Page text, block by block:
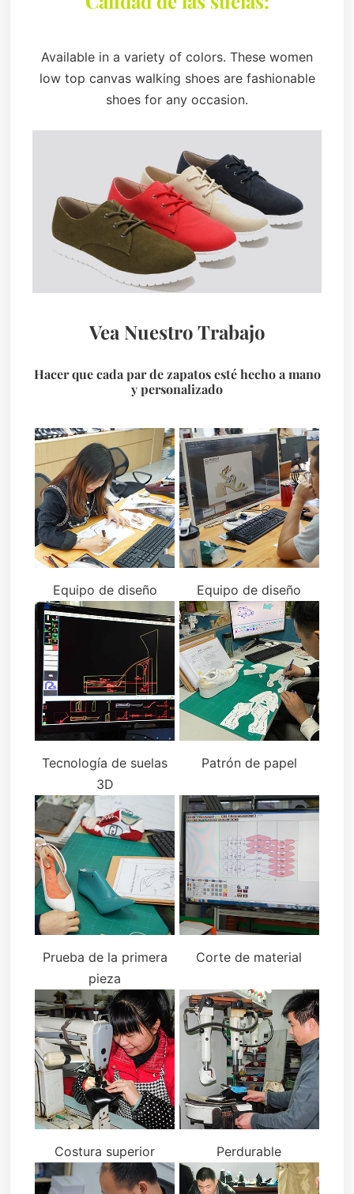
Available in a variety of colors. These women
low top canvas walking shoes are fashionable
shoes for any occasion.
Vea Nuestro Trabajo
Hacer que cada par de zapatos esté hecho a mano
y personalizado
Equipo de diseño Equipo de diseño
Tecnología de suelas
3D
Patrón de papel
Prueba de la primera
pieza
Corte de material
Costura superior Perdurable